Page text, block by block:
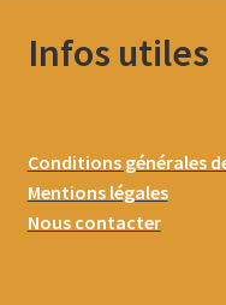
Infos utiles
Conditions générales
Mentions légales
Nous contacter